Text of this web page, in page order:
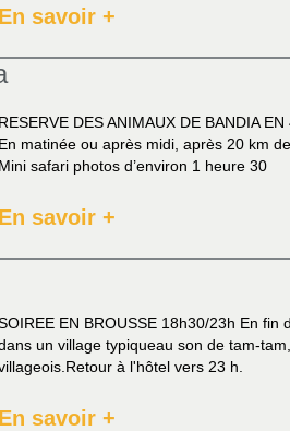
En savoir +
RESERVE DES ANIMAUX DE BANDIA
En matinée ou après midi, après 20 km
Mini safari photos d’environ 1 heure 30
En savoir +
EN BROUSSE 18h30/23h En
un village typiqueau son de tam-
à l'hôtel vers 23 h.
En savoir +